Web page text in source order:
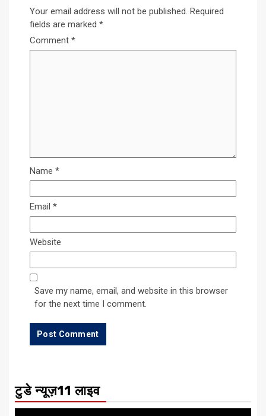
Your email address will not be published. Required
fields are marked *
Comment *
Name *
Email *
Website
Save my name, email, and website in this browser
for the next time I comment.
टुडे न्यूज़11 लाइव